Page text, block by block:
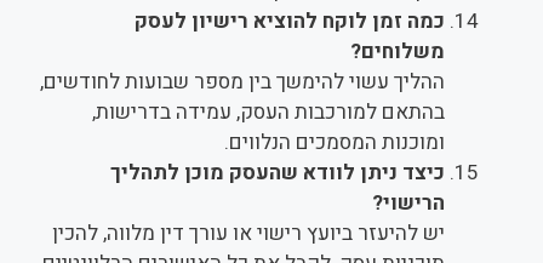
כמה זמן לוקח להוציא רישיון לעסק
משלוחים?
ההליך עשוי להימשך בין מספר שבועות לחודשים,
בהתאם למורכבות העסק, עמידה בדרישות,
ומוכנות המסמכים הנלווים.
כיצד ניתן לוודא שהעסק מוכן לתהליך
הרישוי?
יש להיעזר ביועץ רישוי או עורך דין מלווה, להכין